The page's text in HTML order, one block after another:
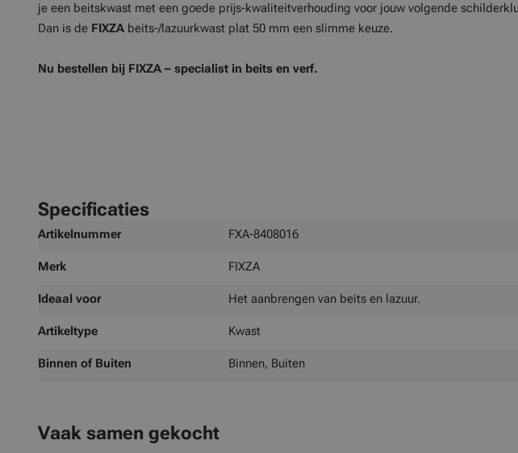
je een beitskwast met een goede prijs-kwaliteitverhouding voor jouw volgende
Dan is de FIXZA beits-/lazuurkwast plat 50 mm een slimme keuze.
Nu bestellen bij FIXZA – specialist in beits en verf.
Specificaties
Meer
Artikelnummer FXA-8408016
Merk FIXZA
Ideaal voor Het aanbrengen van beits en lazuur.
Artikeltype Kwast
Binnen of Buiten Binnen, Buiten
Vaak samen gekocht